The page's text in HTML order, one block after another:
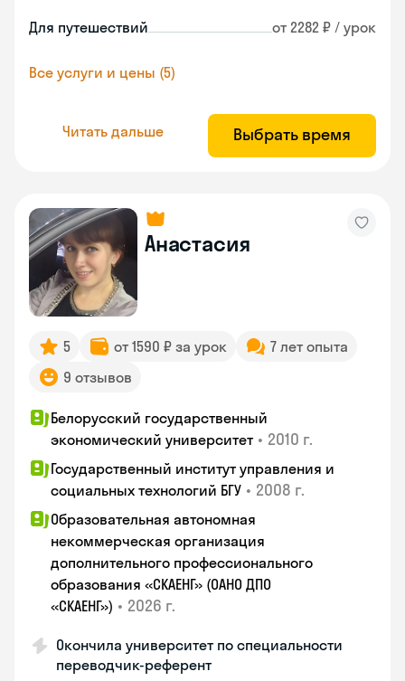
Для путешествий от 2282 ₽ / урок
Все услуги и цены (5)
Читать дальше Выбрать время
Анастасия
5 от 1590 ₽ за урок
7 лет опыта
9 отзывов
Белорусский государственный
экономический университет • 2010 г.
Государственный институт управления и
социальных технологий БГУ • 2008 г.
Образовательная автономная
некоммерческая организация
дополнительного профессионального
образования «СКАЕНГ» (ОАНО ДПО
«СКАЕНГ») • 2026 г.
Окончила университет по специальности
переводчик-референт